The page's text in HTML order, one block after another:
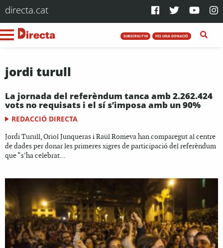
directa.cat
SUBSCRIU-T'HI FES UNA DONACIÓ
jordi turull
La jornada del referèndum tanca amb 2.262.424
vots no requisats i el sí s’imposa amb un 90%
REDACCIÓ DIRECTA
Jordi Turull, Oriol Junqueras i Raül Romeva han comparegut al centre
de dades per donar les primeres xigres de participació del referèndum
que “s’ha celebrat...